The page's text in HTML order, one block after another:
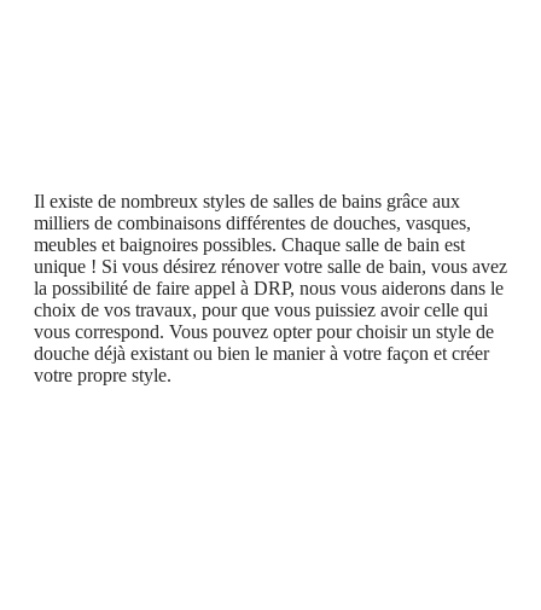
Il existe de nombreux styles de salles de bains grâce aux
milliers de combinaisons différentes de douches, vasques,
meubles et baignoires possibles. Chaque salle de bain est
unique ! Si vous désirez rénover votre salle de bain, vous avez
la possibilité de faire appel à DRP, nous vous aiderons dans le
choix de vos travaux, pour que vous puissiez avoir celle qui
vous correspond. Vous pouvez opter pour choisir un style de
douche déjà existant ou bien le manier à votre façon et créer
votre propre style.